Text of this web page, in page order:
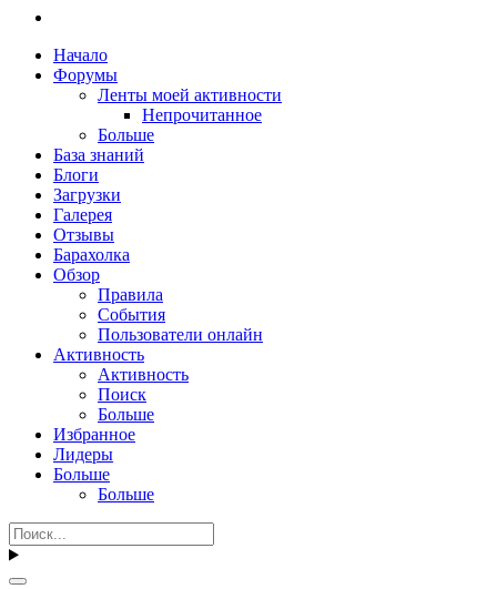
Начало
Форумы
Ленты моей активности
Непрочитанное
Больше
База знаний
Блоги
Загрузки
Галерея
Отзывы
Барахолка
Обзор
Правила
События
Пользователи онлайн
Активность
Активность
Поиск
Больше
Избранное
Лидеры
Больше
Больше